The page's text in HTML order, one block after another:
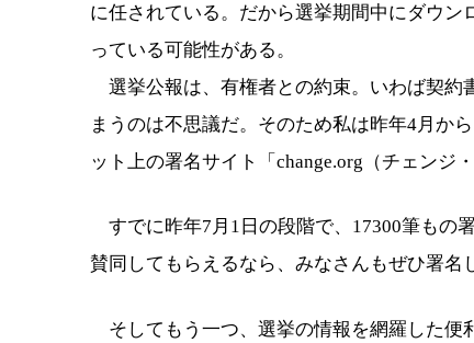
に任されている。だから選挙期間中にダウ
っている可能性がある。
選挙公報は、有権者との約束。いわば契約
まうのは不思議だ。そのため私は昨年4月か
ット上の署名サイト「change.org（チェンジ
すでに昨年7月1日の段階で、17300筆もの
賛同してもらえるなら、みなさんもぜひ署名
そしてもう一つ、選挙の情報を網羅した便